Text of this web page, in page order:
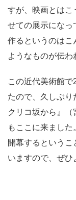
すが、映画とはこ
せての展示になっ
作るというのはこ
ようなものが伝わ
この近代美術館
たので、久しぶり
クリコ坂から』
もここに来まし
開幕するという
いますので、ぜひ